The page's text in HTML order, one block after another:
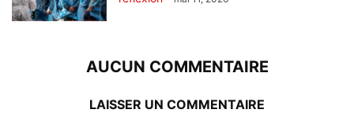
AUCUN COMMENTAIRE
LAISSER UN COMMENTAIRE